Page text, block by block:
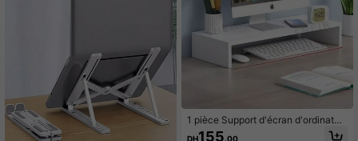
1 pièce Support d'écran d'ordinateu
r, rehausseur d'ordinateur de burea
DH155.00